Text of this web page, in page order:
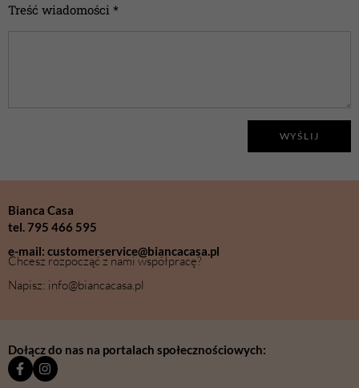
Treść wiadomości *
WYŚLIJ
Bianca Casa
tel. 795 466 595
e-mail: customerservice@biancacasa.pl
Chcesz rozpocząć z nami współpracę?
Napisz: info@biancacasa.pl
Dołącz do nas na portalach społecznościowych: